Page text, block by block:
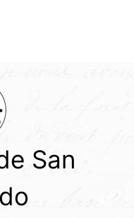
San